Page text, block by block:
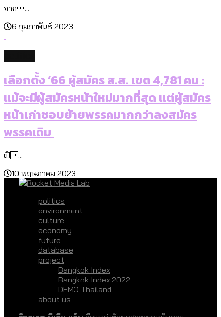
จาก...
6 กุมภาพันธ์ 2023
เลือกตั้ง ’66 ผู้สมัคร ส.ส. เขต 4,781 คน :
แม้จะมีผู้สมัครหน้าใหม่มากที่สุด แต่ผู้สมัคร
หน้าเก่าชอบย้ายพรรคมากกว่าลงสมัคร
พรรคเดิม
เปิ...
10 พฤษภาคม 2023
politics
environment
culture
economy
future
database
project
Bangkok Index
Bangkok Index 2022
DEMO Thailand
about us